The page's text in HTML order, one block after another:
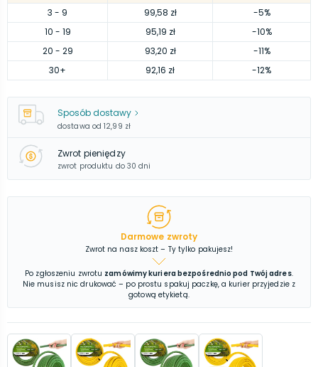
3 - 9 99,58 zł
-5%
10 - 19 95,19 zł
-10%
20 - 29 93,20 zł
-11%
30+ 92,16 zł -12%
Sposób dostawy
dostawa od 12,99 zł
Zwrot pieniędzy
zwrot produktu do 30 dni
Darmowe zwroty
Zwrot na nasz koszt – Ty tylko pakujesz!
Po zgłoszeniu zwrotu zamówimy kuriera bezpośrednio pod Twój adres.
Nie musisz nic drukować – po prostu spakuj paczkę, a kurier przyjedzie z
gotową etykietą.